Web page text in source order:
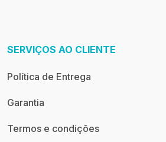
SERVIÇOS AO CLIENTE
Política de Entrega
Garantia
Termos e condições